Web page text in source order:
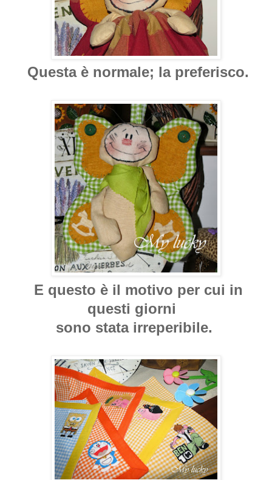
Questa è normale; la preferisco.
E questo è il motivo per cui in
questi giorni
sono stata irreperibile.